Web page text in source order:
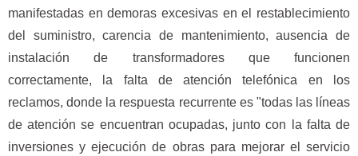
manifestadas en demoras excesivas en el restablecimiento
del suministro, carencia de mantenimiento, ausencia de
instalación de transformadores que funcionen
correctamente, la falta de atención telefónica en los
reclamos, donde la respuesta recurrente es "todas las líneas
de atención se encuentran ocupadas, junto con la falta de
inversiones y ejecución de obras para mejorar el servicio